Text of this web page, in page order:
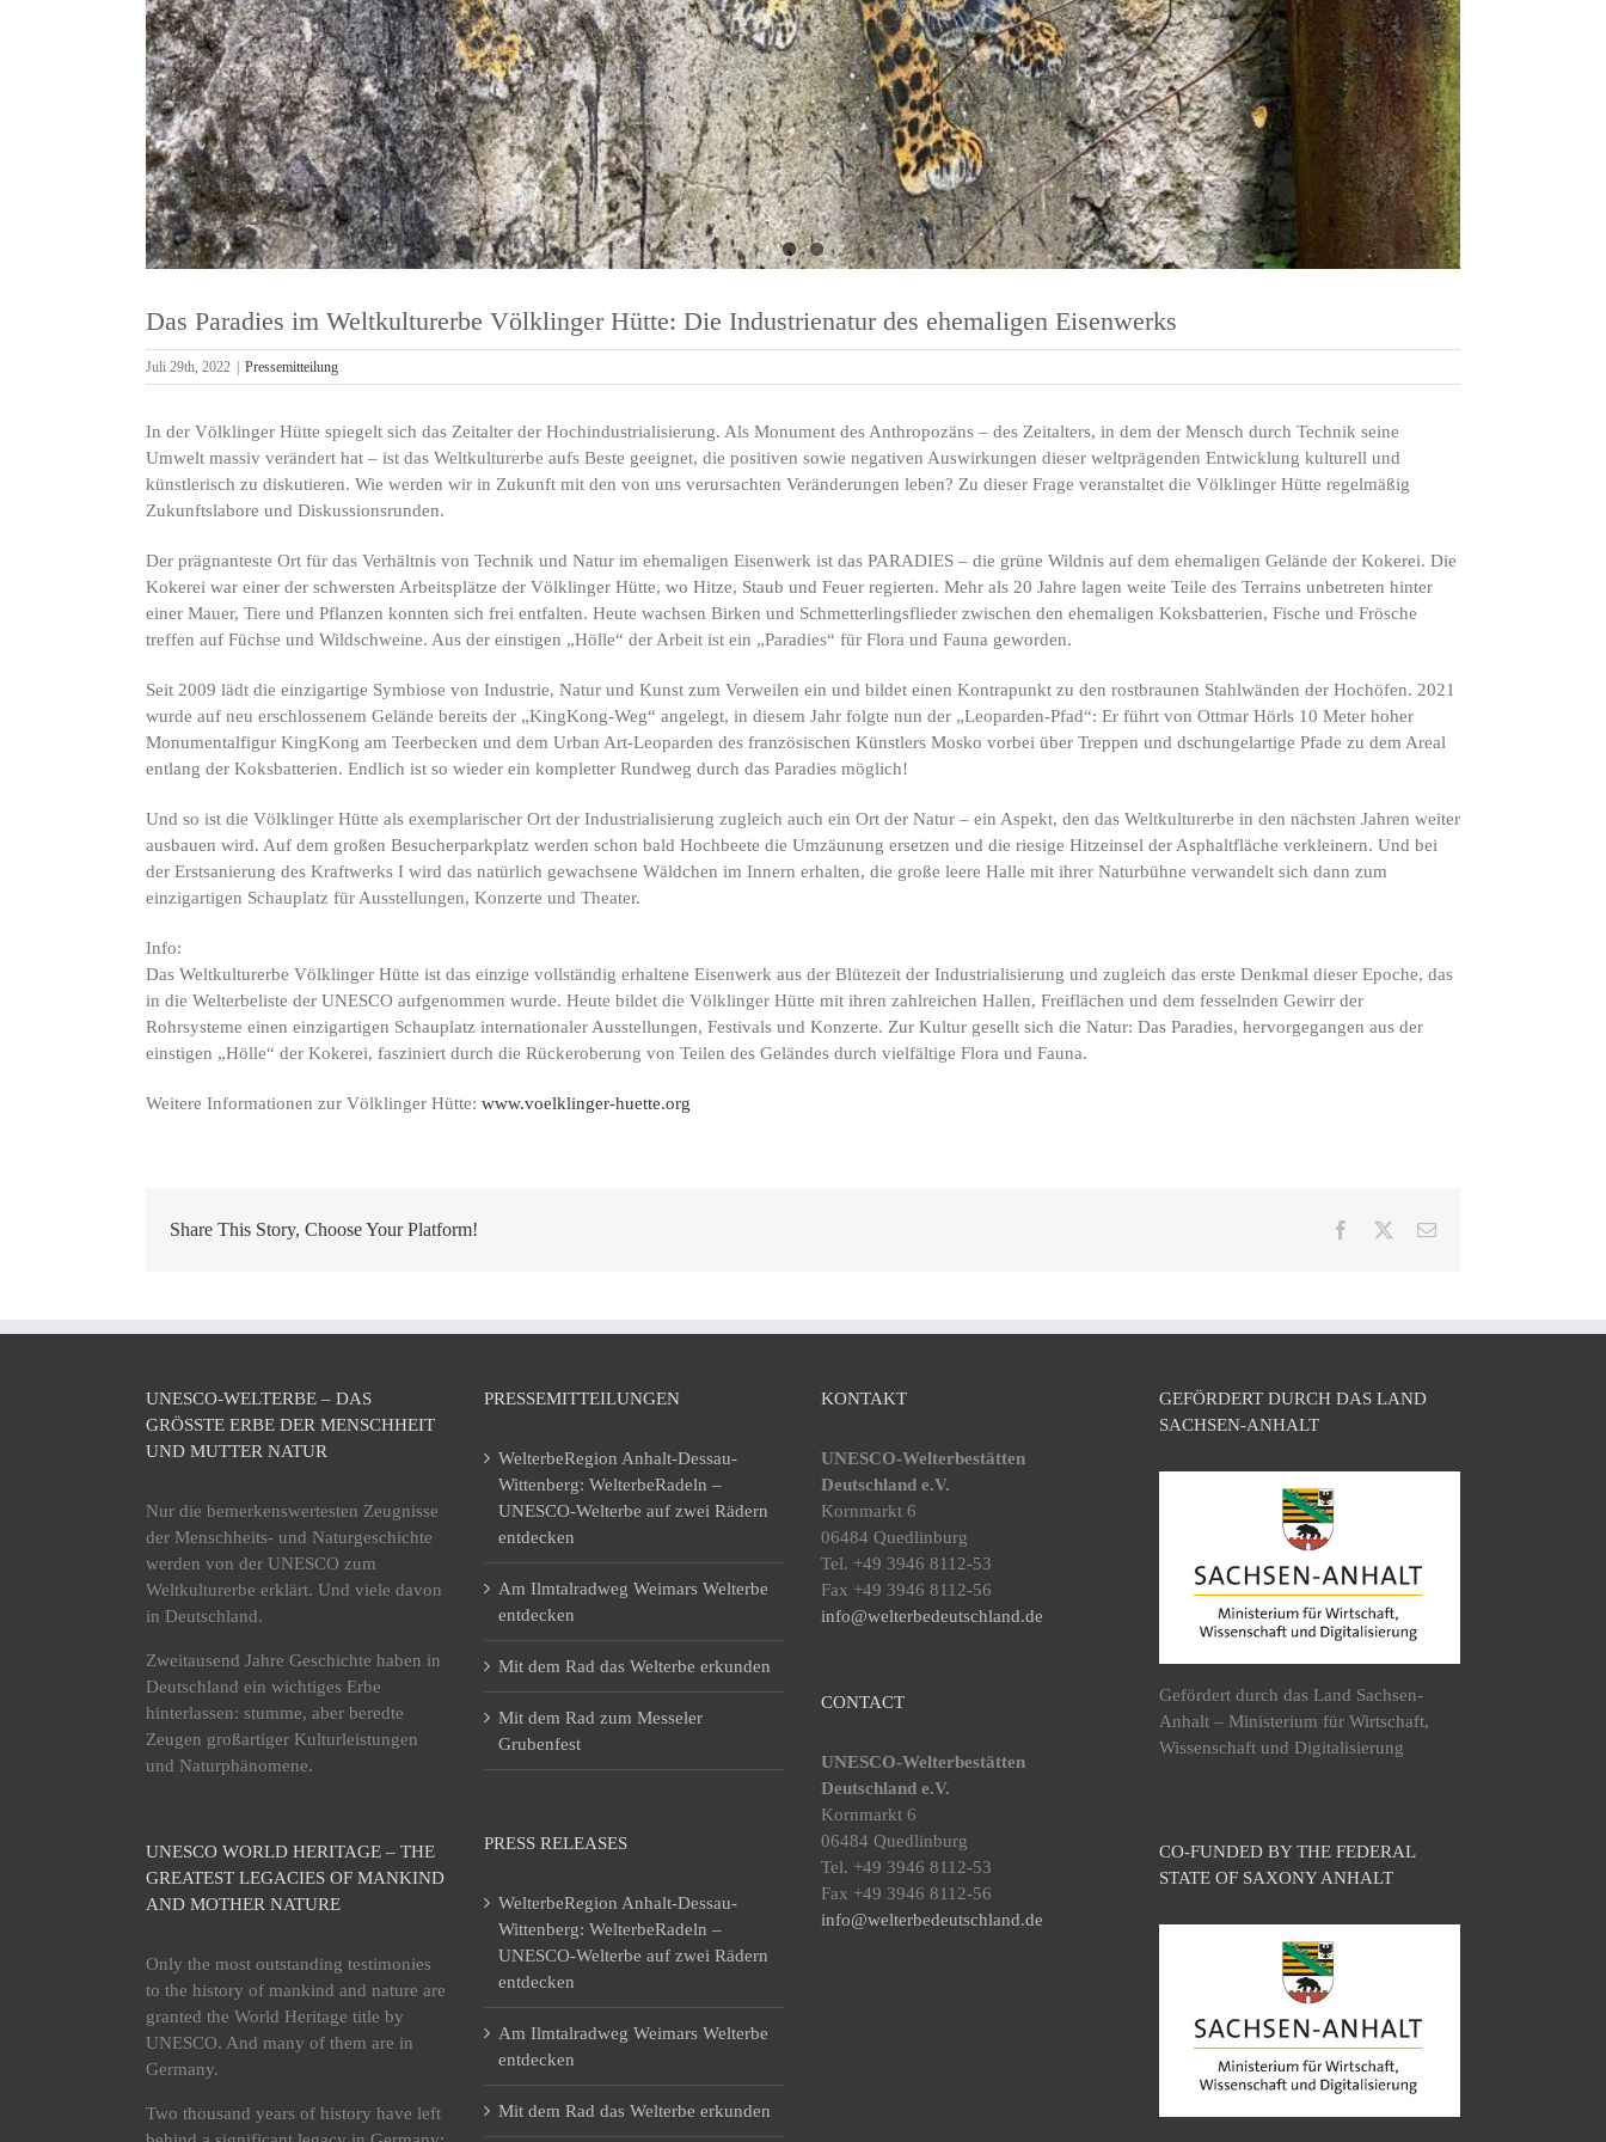
Das Paradies im Weltkulturerbe Völklinger Hütte: Die Industrienatur des ehemaligen Eisenwerks
Juli 29th, 2022 Pressemitteilung
In der Völklinger Hütte spiegelt sich das Zeitalter der Hochindustrialisierung. Als Monument des Anthropozäns – des Zeitalters, in dem der Mensch durch Technik seine
Umwelt massiv verändert hat – ist das Weltkulturerbe aufs Beste geeignet, die positiven sowie negativen Auswirkungen dieser weltprägenden Entwicklung kulturell und
künstlerisch zu diskutieren. Wie werden wir in Zukunft mit den von uns verursachten Veränderungen leben? Zu dieser Frage veranstaltet die Völklinger Hütte regelmäßig
Zukunftslabore und Diskussionsrunden.
Der prägnanteste Ort für das Verhältnis von Technik und Natur im ehemaligen Eisenwerk ist das PARADIES – die grüne Wildnis auf dem ehemaligen Gelände der Kokerei. Die
Kokerei war einer der schwersten Arbeitsplätze der Völklinger Hütte, wo Hitze, Staub und Feuer regierten. Mehr als 20 Jahre lagen weite Teile des Terrains unbetreten hinter
einer Mauer, Tiere und Pflanzen konnten sich frei entfalten. Heute wachsen Birken und Schmetterlingsflieder zwischen den ehemaligen Koksbatterien, Fische und Frösche
treffen auf Füchse und Wildschweine. Aus der einstigen „Hölle“ der Arbeit ist ein „Paradies“ für Flora und Fauna geworden.
Seit 2009 lädt die einzigartige Symbiose von Industrie, Natur und Kunst zum Verweilen ein und bildet einen Kontrapunkt zu den rostbraunen Stahlwänden der Hochöfen. 2021
wurde auf neu erschlossenem Gelände bereits der „KingKong-Weg“ angelegt, in diesem Jahr folgte nun der „Leoparden-Pfad“: Er führt von Ottmar Hörls 10 Meter hoher
Monumentalfigur KingKong am Teerbecken und dem Urban Art-Leoparden des französischen Künstlers Mosko vorbei über Treppen und dschungelartige Pfade zu dem Areal
entlang der Koksbatterien. Endlich ist so wieder ein kompletter Rundweg durch das Paradies möglich!
Und so ist die Völklinger Hütte als exemplarischer Ort der Industrialisierung zugleich auch ein Ort der Natur – ein Aspekt, den das Weltkulturerbe in den nächsten Jahren weiter
ausbauen wird. Auf dem großen Besucherparkplatz werden schon bald Hochbeete die Umzäunung ersetzen und die riesige Hitzeinsel der Asphaltfläche verkleinern. Und bei
der Erstsanierung des Kraftwerks I wird das natürlich gewachsene Wäldchen im Innern erhalten, die große leere Halle mit ihrer Naturbühne verwandelt sich dann zum
einzigartigen Schauplatz für Ausstellungen, Konzerte und Theater.
Info:
Das Weltkulturerbe Völklinger Hütte ist das einzige vollständig erhaltene Eisenwerk aus der Blütezeit der Industrialisierung und zugleich das erste Denkmal dieser Epoche, das
in die Welterbeliste der UNESCO aufgenommen wurde. Heute bildet die Völklinger Hütte mit ihren zahlreichen Hallen, Freiflächen und dem fesselnden Gewirr der
Rohrsysteme einen einzigartigen Schauplatz internationaler Ausstellungen, Festivals und Konzerte. Zur Kultur gesellt sich die Natur: Das Paradies, hervorgegangen aus der
einstigen „Hölle“ der Kokerei, fasziniert durch die Rückeroberung von Teilen des Geländes durch vielfältige Flora und Fauna.
Weitere Informationen zur Völklinger Hütte: www.voelklinger-huette.org
Share This Story, Choose Your Platform! Facebook
E-
UNESCO-WELTERBE – DAS
GRÖSSTE ERBE DER MENSCHHEIT U
ND MUTTER NATUR
Nur die bemerkenswertesten Zeugnisse
der Menschheits- und Naturgeschichte
werden von der UNESCO zum
Weltkulturerbe erklärt. Und viele davon
in Deutschland.
Zweitausend Jahre Geschichte haben in
Deutschland ein wichtiges Erbe
hinterlassen: stumme, aber beredte
Zeugen großartiger Kulturleistungen
und Naturphänomene.
UNESCO WORLD HERITAGE – THE
GREATEST LEGACIES OF MANKIND
AND MOTHER NATURE
Only the most outstanding testimonies
to the history of mankind and nature are
granted the World Heritage title by
UNESCO. And many of them are in
Germany.
Two thousand years of history have left
PRESSEMITTEILUNGEN
WelterbeRegion Anhalt-Dessau-
Wittenberg: WelterbeRadeln –
UNESCO-Welterbe auf zwei Rädern
entdecken
Am Ilmtalradweg Weimars Welterbe
entdecken
Mit dem Rad das Welterbe erkunden
Mit dem Rad zum Messeler
Grubenfest
PRESS RELEASES
WelterbeRegion Anhalt-Dessau-
Wittenberg: WelterbeRadeln –
UNESCO-Welterbe auf zwei Rädern
entdecken
Am Ilmtalradweg Weimars Welterbe
entdecken
Mit dem Rad das Welterbe erkunden
KONTAKT
UNESCO-Welterbestätten
Deutschland e.V.
Kornmarkt 6
06484 Quedlinburg
Tel. +49 3946 8112-53
Fax +49 3946 8112-56
info@welterbedeutschland.de
CONTACT
UNESCO-Welterbestätten
Deutschland e.V.
Kornmarkt 6
06484 Quedlinburg
Tel. +49 3946 8112-53
Fax +49 3946 8112-56
info@welterbedeutschland.de
GEFÖRDERT DURCH DAS LAND
SACHSEN-ANHALT
Gefördert durch das Land Sachsen-
Anhalt – Ministerium für Wirtschaft,
Wissenschaft und Digitalisierung
CO-FUNDED BY THE FEDERAL
STATE OF SAXONY ANHALT